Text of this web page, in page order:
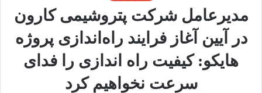
مدیرعامل شرکت پتروشیمی کارون
در آیین آغاز فرایند راه‌اندازی پروژه
هایکو: کیفیت راه اندازی را فدای
سرعت نخواهیم کرد